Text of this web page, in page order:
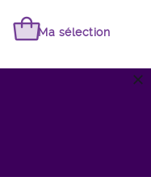
Ma sélection
close